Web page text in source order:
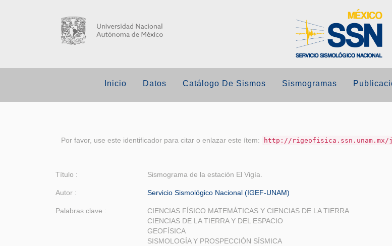
Inicio Datos Catálogo De Sismos Sismogramas
Por favor, use este identificador para citar o enlazar este ítem: http://rigeofisica.ssn.unam.mx/
Título : Sismograma de la estación El Vigía.
Autor : Servicio Sismológico Nacional (IGEF-UNAM)
Palabras clave :
CIENCIAS FÍSICO MATEMÁTICAS Y CIENCIAS DE LA TIERRA
CIENCIAS DE LA TIERRA Y DEL ESPACIO
GEOFÍSICA
SISMOLOGÍA Y PROSPECCIÓN SÍSMICA